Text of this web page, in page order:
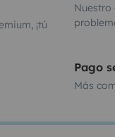
¡tú
Pago
Más